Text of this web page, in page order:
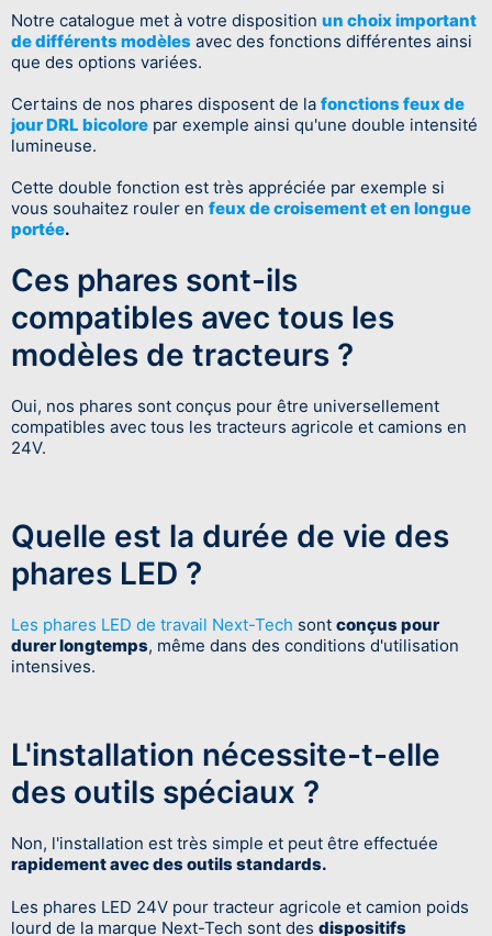
Notre catalogue met à votre disposition un choix important
de différents modèles avec des fonctions différentes ainsi
que des options variées.
Certains de nos phares disposent de la fonctions feux de
jour DRL bicolore par exemple ainsi qu'une double intensité
lumineuse.
Cette double fonction est très appréciée par exemple si
vous souhaitez rouler en feux de croisement et en longue
portée.
Ces phares sont-ils
compatibles avec tous les
modèles de tracteurs ?
Oui, nos phares sont conçus pour être universellement
compatibles avec tous les tracteurs agricole et camions en
24V.
Quelle est la durée de vie des
phares LED ?
Les phares LED de travail Next-Tech sont conçus pour
durer longtemps, même dans des conditions d'utilisation
intensives.
L'installation nécessite-t-elle
des outils spéciaux ?
Non, l'installation est très simple et peut être effectuée
rapidement avec des outils standards.
Les phares LED 24V pour tracteur agricole et camion poids
lourd de la marque Next-Tech sont des dispositifs